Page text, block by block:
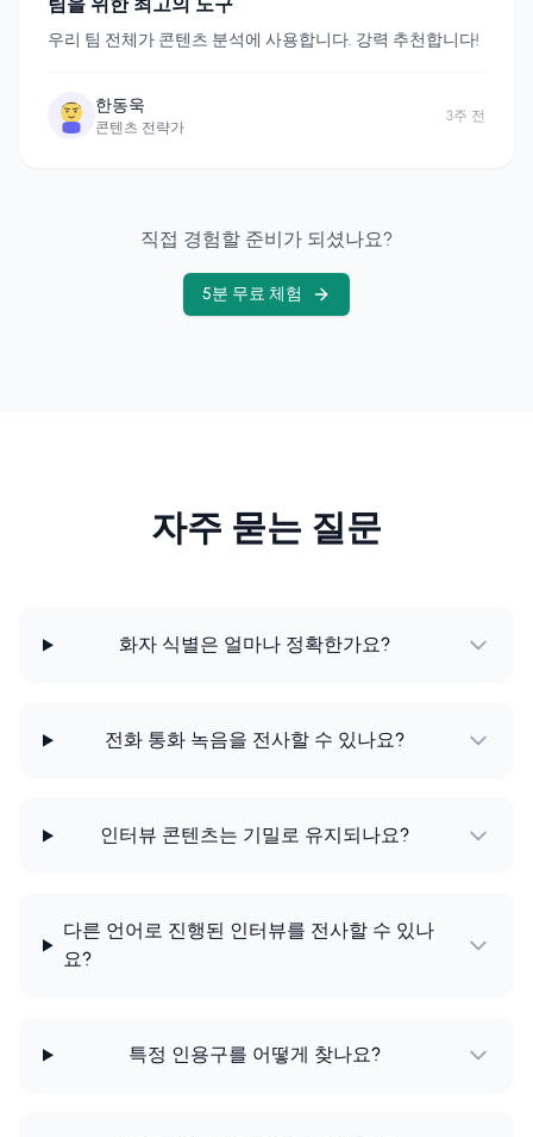
팀을 위한 최고의 도구
우리 팀 전체가 콘텐츠 분석에 사용합니다. 강력 추천합니다!
한동욱
콘텐츠 전략가
3주 전
직접 경험할 준비가 되셨나요?
5분 무료 체험
자주 묻는 질문
화자 식별은 얼마나 정확한가요?
전화 통화 녹음을 전사할 수 있나요?
인터뷰 콘텐츠는 기밀로 유지되나요?
다른 언어로 진행된 인터뷰를 전사할 수 있나
요?
특정 인용구를 어떻게 찾나요?